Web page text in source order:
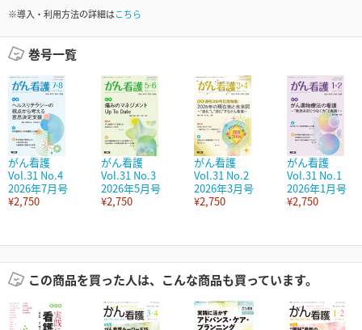
※導入・利用方法の詳細はこちら
巻号一覧
がん看護
Vol.31 No.4
2026年7月号
¥2,750
がん看護
Vol.31 No.3
2026年5月号
¥2,750
がん看護
Vol.31 No.2
2026年3月号
¥2,750
がん看護
Vol.31 No.1
2026年1月号
¥2,750
この商品を買った人は、こんな商品も買っています。